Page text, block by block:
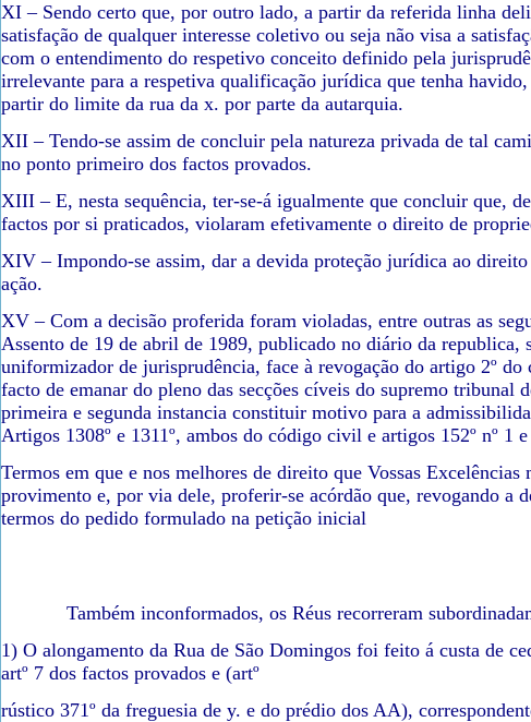
XI – Sendo certo que, por outro lado, a partir da referida linha
satisfação de qualquer interesse coletivo ou seja não visa a
com o entendimento do respetivo conceito definido pela
irrelevante para a respetiva qualificação jurídica que tenha
partir do limite da rua da x. por parte da autarquia.
XII – Tendo-se assim de concluir pela natureza privada de tal
no ponto primeiro dos factos provados.
XIII – E, nesta sequência, ter-se-á igualmente que concluir que,
factos por si praticados, violaram efetivamente o direito de
XIV – Impondo-se assim, dar a devida proteção jurídica ao
ação.
XV – Com a decisão proferida foram violadas, entre outras as
Assento de 19 de abril de 1989, publicado no diário da
uniformizador de jurisprudência, face à revogação do artigo 2º
facto de emanar do pleno das secções cíveis do supremo tribunal
primeira e segunda instancia constituir motivo para a
Artigos 1308º e 1311º, ambos do código civil e artigos 152º nº 1 e
Termos em que e nos melhores de direito que Vossas
provimento e, por via dele, proferir-se acórdão que, revogando a
termos do pedido formulado na petição inicial
Também inconformados, os Réus recorreram
1) O alongamento da Rua de São Domingos foi feito á custa de
artº 7 dos factos provados e (artº
rústico 371º da freguesia de y. e do prédio dos AA),